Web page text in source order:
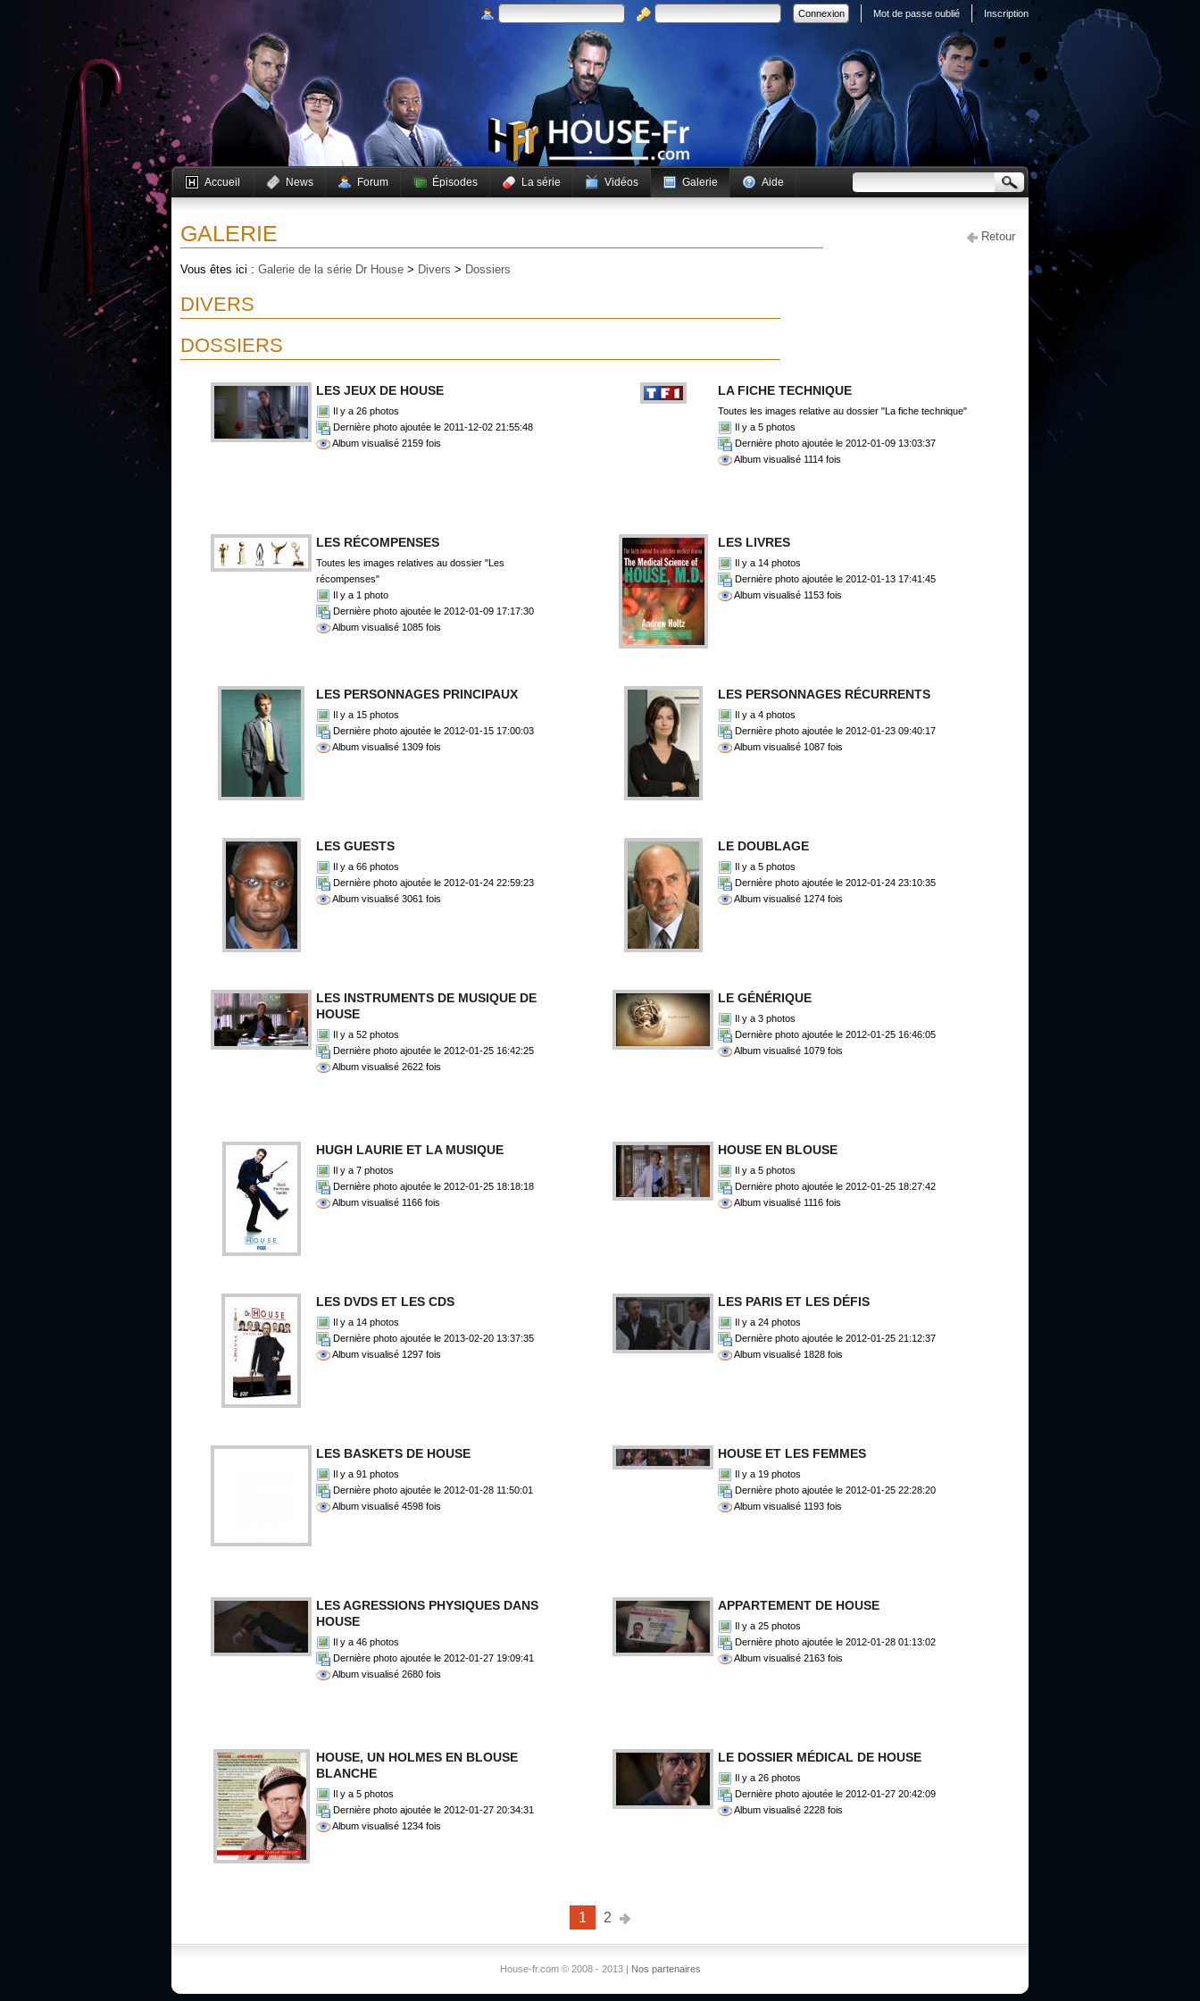
Inscription
Mot de passe oublié
Accueil News Forum Épisodes La série Vidéos Galerie Aide
Retour
GALERIE
Vous êtes ici : Galerie de la série Dr House > Divers > Dossiers
DIVERS
DOSSIERS
LES JEUX DE HOUSE
Il y a 26 photos
Dernière photo ajoutée le 2011-12-02 21:55:48
Album visualisé 2159 fois
LA FICHE TECHNIQUE
Toutes les images relative au dossier "La fiche technique"
Il y a 5 photos
Dernière photo ajoutée le 2012-01-09 13:03:37
Album visualisé 1114 fois
LES RÉCOMPENSES
Toutes les images relatives au dossier "Les
récompenses"
Il y a 1 photo
Dernière photo ajoutée le 2012-01-09 17:17:30
Album visualisé 1085 fois
LES LIVRES
Il y a 14 photos
Dernière photo ajoutée le 2012-01-13 17:41:45
Album visualisé 1153 fois
LES PERSONNAGES PRINCIPAUX
Il y a 15 photos
Dernière photo ajoutée le 2012-01-15 17:00:03
Album visualisé 1309 fois
LES PERSONNAGES RÉCURRENTS
Il y a 4 photos
Dernière photo ajoutée le 2012-01-23 09:40:17
Album visualisé 1087 fois
LES GUESTS
Il y a 66 photos
Dernière photo ajoutée le 2012-01-24 22:59:23
Album visualisé 3061 fois
LE DOUBLAGE
Il y a 5 photos
Dernière photo ajoutée le 2012-01-24 23:10:35
Album visualisé 1274 fois
LES INSTRUMENTS DE MUSIQUE DE
HOUSE
Il y a 52 photos
Dernière photo ajoutée le 2012-01-25 16:42:25
Album visualisé 2622 fois
LE GÉNÉRIQUE
Il y a 3 photos
Dernière photo ajoutée le 2012-01-25 16:46:05
Album visualisé 1079 fois
HUGH LAURIE ET LA MUSIQUE
Il y a 7 photos
Dernière photo ajoutée le 2012-01-25 18:18:18
Album visualisé 1166 fois
HOUSE EN BLOUSE
Il y a 5 photos
Dernière photo ajoutée le 2012-01-25 18:27:42
Album visualisé 1116 fois
LES DVDS ET LES CDS
Il y a 14 photos
Dernière photo ajoutée le 2013-02-20 13:37:35
Album visualisé 1297 fois
LES PARIS ET LES DÉFIS
Il y a 24 photos
Dernière photo ajoutée le 2012-01-25 21:12:37
Album visualisé 1828 fois
LES BASKETS DE HOUSE
Il y a 91 photos
Dernière photo ajoutée le 2012-01-28 11:50:01
Album visualisé 4598 fois
HOUSE ET LES FEMMES
Il y a 19 photos
Dernière photo ajoutée le 2012-01-25 22:28:20
Album visualisé 1193 fois
LES AGRESSIONS PHYSIQUES DANS
HOUSE
Il y a 46 photos
Dernière photo ajoutée le 2012-01-27 19:09:41
Album visualisé 2680 fois
APPARTEMENT DE HOUSE
Il y a 25 photos
Dernière photo ajoutée le 2012-01-28 01:13:02
Album visualisé 2163 fois
HOUSE, UN HOLMES EN BLOUSE
BLANCHE
Il y a 5 photos
Dernière photo ajoutée le 2012-01-27 20:34:31
Album visualisé 1234 fois
LE DOSSIER MÉDICAL DE HOUSE
Il y a 26 photos
Dernière photo ajoutée le 2012-01-27 20:42:09
Album visualisé 2228 fois
1 2
House-fr.com © 2008 - 2013 | Nos partenaires